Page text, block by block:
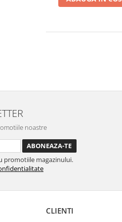
noastre
promotiile magazinului.
CLIENTI